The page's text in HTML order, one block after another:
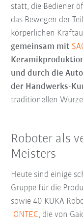
statt, die Bediener
das Bewegen der
körperlichen
gemeinsam mit
und durch die
der Handwerks-
traditionellen
Roboter als
Meisters
Heute sind einige
Gruppe für die
sowie 40 KUKA
IONTEC, die von